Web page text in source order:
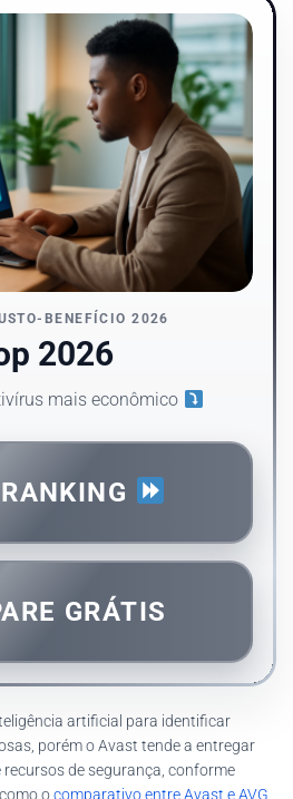
BENEFÍCIO 2026
2026
mais econômico
GRÁTIS
artificial para identificar
porém o Avast tende a entregar
de segurança, conforme
ocomparativo entre Avast e AVG